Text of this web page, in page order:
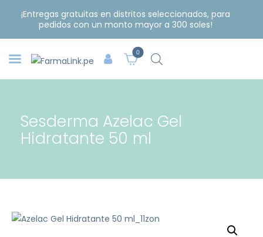
¡Entregas gratuitas en distritos seleccionados, para
pedidos con un monto mayor a 300 soles!
0
Sesderma Azelac Gel
Hidratante 50 ml